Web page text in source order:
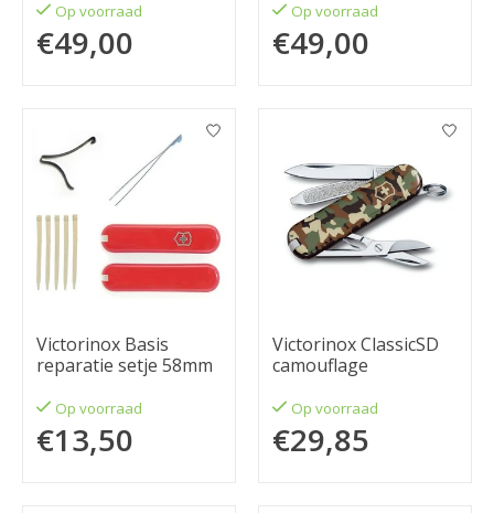
Op voorraad
€49,00
Op voorraad
€49,00
Victorinox Basis
reparatie setje 58mm
Op voorraad
€13,50
Victorinox ClassicSD
camouflage
Op voorraad
€29,85